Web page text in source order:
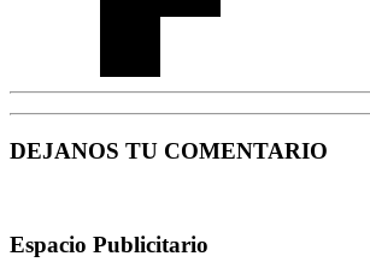
DEJANOS TU COMENTARIO
Espacio Publicitario